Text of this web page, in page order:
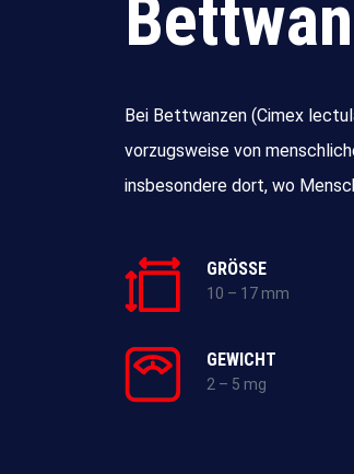
Bei Bettwanzen (Cimex
vorzugsweise von
insbesondere dort, wo
GRÖSSE
10 – 17 mm
GEWICHT
2 – 5 mg